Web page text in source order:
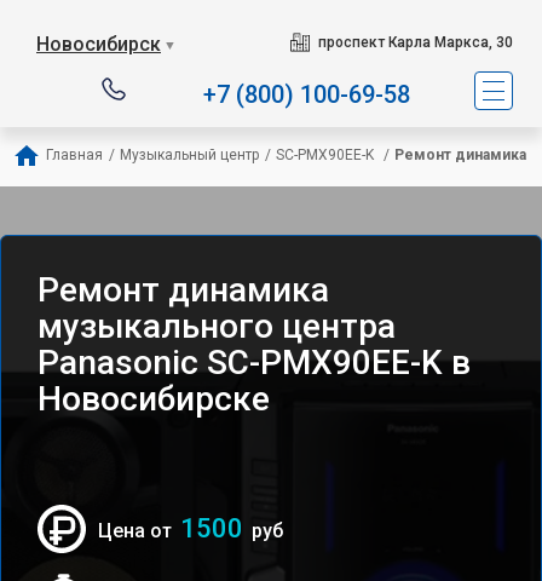
Новосибирск ▼ проспект Карла Маркса, 30
+7 (800) 100-69-58
Главная / Музыкальный центр / SC-PMX90EE-K / Ремонт динамика
Ремонт динамика
музыкального центра
Panasonic SC-PMX90EE-K в
Новосибирске
Цена от 1500 руб